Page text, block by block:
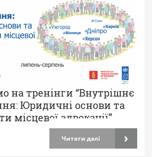
на тренінги “Внутрішнє
Юридичні основи та
місцевої адвокації”
Читати далі ›